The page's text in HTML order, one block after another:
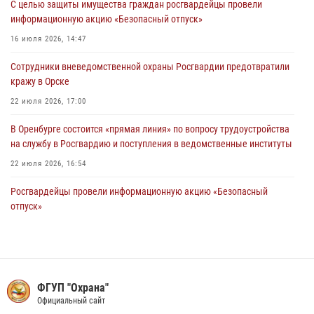
Росгвардейцы Оренбургской области проверили готовность детских
образовательных учреждений к новому учебному году
24 июля 2026, 09:32
Итоги работы Управления вневедомственной охраны Росгвардии
по Оренбургской области за первое полугодие 2026 года
23 июля 2026, 12:07
С целью защиты имущества граждан росгвардейцы провели
информационную акцию «Безопасный отпуск»
16 июля 2026, 14:47
Сотрудники вневедомственной охраны Росгвардии предотвратили
кражу в Орске
22 июля 2026, 17:00
В Оренбурге состоится «прямая линия» по вопросу трудоустройства
на службу в Росгвардию и поступления в ведомственные институты
22 июля 2026, 16:54
Росгвардейцы провели информационную акцию «Безопасный
отпуск»
11 июля 2026, 15:05
ФГУП "Охрана"
Официальный сайт